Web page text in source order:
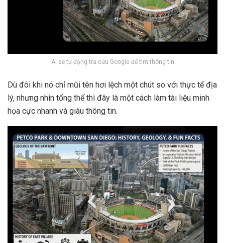
AI sẽ tự động tra cứu Google để tìm thông tin
Dù đôi khi nó chỉ mũi tên hơi lệch một chút so với thực tế địa
lý, nhưng nhìn tổng thể thì đây là một cách làm tài liệu minh
họa cực nhanh và giàu thông tin.